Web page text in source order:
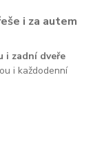
i za autem
i zadní dveře
i každodenní